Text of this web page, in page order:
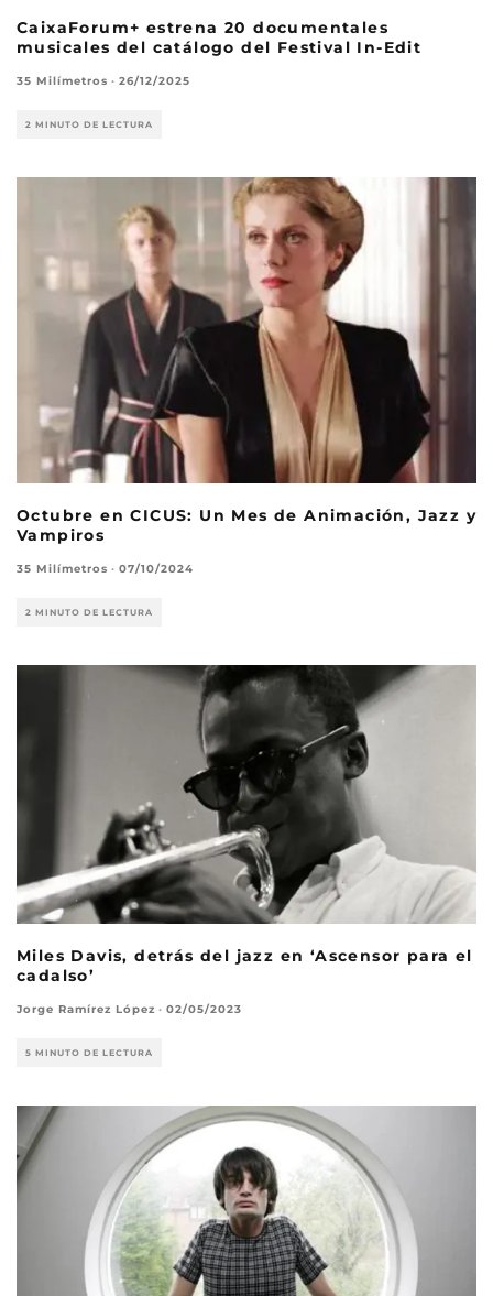
CaixaForum+ estrena 20 documentales
musicales del catálogo del Festival In-Edit
35 Milímetros · 26/12/2025
2 MINUTO DE LECTURA
Octubre en CICUS: Un Mes de Animación, Jazz y
Vampiros
35 Milímetros · 07/10/2024
2 MINUTO DE LECTURA
Miles Davis, detrás del jazz en ‘Ascensor para el
cadalso’
Jorge Ramírez López · 02/05/2023
5 MINUTO DE LECTURA